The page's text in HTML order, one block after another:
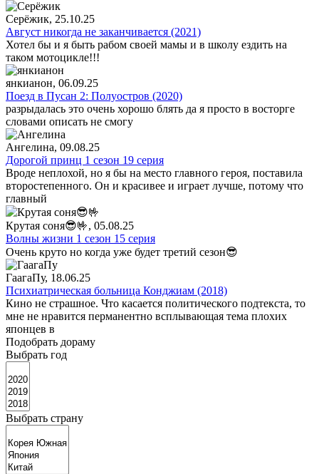
Серёжик, 25.10.25
Август никогда не заканчивается (2021)
Хотел бы и я быть рабом своей мамы и в школу ездить на
таком мотоцикле!!!
янкианон, 06.09.25
Поезд в Пусан 2: Полуостров (2020)
разрыдалась это очень хорошо блять да я просто в восторге
словами описать не смогу
Ангелина, 09.08.25
Дорогой принц 1 сезон 19 серия
Вроде неплохой, но я бы на место главного героя, поставила
второстепенного. Он и красивее и играет лучше, потому что
главный
Крутая соня😎🤟, 05.08.25
Волны жизни 1 сезон 15 серия
Очень круто но когда уже будет третий сезон😎
ГаагаПу, 18.06.25
Психиатрическая больница Конджиам (2018)
Кино не страшное. Что касается политического подтекста, то
мне не нравится перманентно всплывающая тема плохих
японцев в
Подобрать дораму
Выбрать год
Выбрать страну